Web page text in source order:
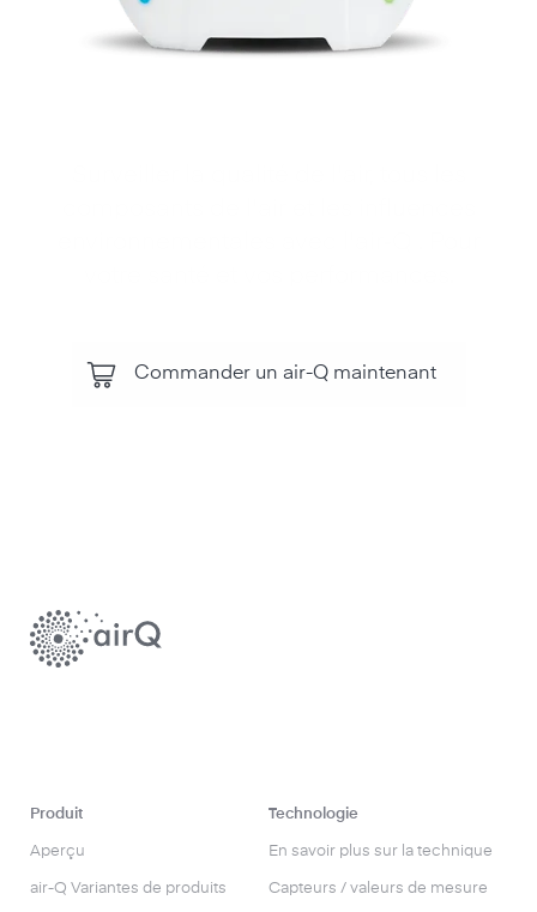
Commander un air-Q maintenant
Produit
Aperçu
air-Q Variantes de produits
Technologie
En savoir plus sur la technique
Capteurs / valeurs de mesure